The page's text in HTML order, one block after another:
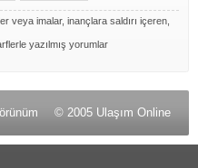
veya imalar, inançlara saldırı içeren,
yazılmış yorumlar
© 2005 Ulaşım Online